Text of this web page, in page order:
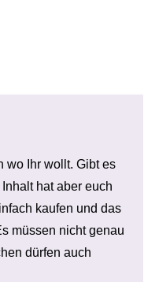
wo Ihr wollt. Gibt es
hat aber euch
kaufen und das
müssen nicht genau
dürfen auch